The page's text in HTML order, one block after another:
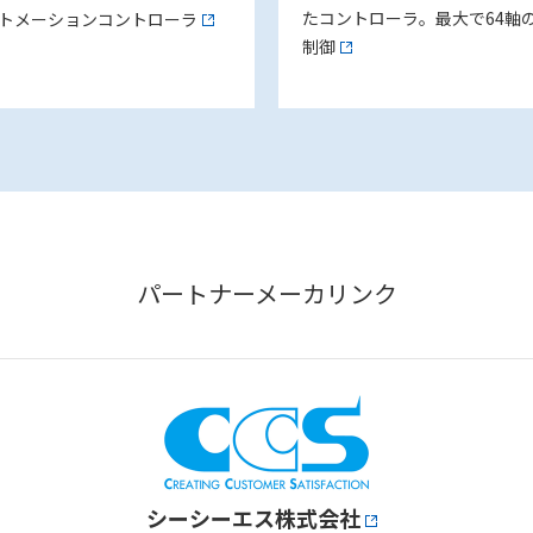
メーションコントローラ
たコントローラ。最大で64軸
制御
パートナーメーカリンク
シーシーエス株式会社